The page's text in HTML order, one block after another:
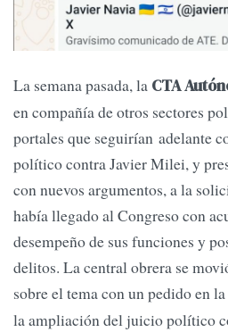
La semana pasada, la CTA
en compañía de otros sectores
portales que seguirían adelante
político contra Javier Milei, y
con nuevos argumentos, a la
había llegado al Congreso con
desempeño de sus funciones y
delitos. La central obrera se
sobre el tema con un pedido en la
la ampliación del juicio político